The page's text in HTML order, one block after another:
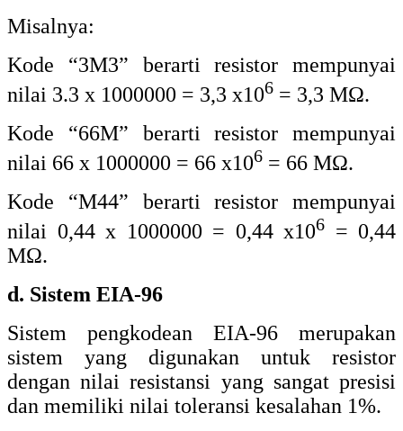
Misalnya:
Kode “3M3” berarti resistor mempunyai
nilai 3.3 x 1000000 = 3,3 x106 = 3,3 MΩ.
Kode “66M” berarti resistor mempunyai
nilai 66 x 1000000 = 66 x106 = 66 MΩ.
Kode “M44” berarti resistor mempunyai
nilai 0,44 x 1000000 = 0,44 x106 = 0,44
MΩ.
d. Sistem EIA-96
Sistem pengkodean EIA-96 merupakan
sistem yang digunakan untuk resistor
dengan nilai resistansi yang sangat presisi
dan memiliki nilai toleransi kesalahan 1%.